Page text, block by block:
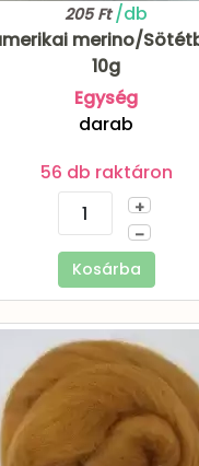
205 Ft/db
merino/
10g
Egység
darab
56 db raktáron
+
–
Kosárba